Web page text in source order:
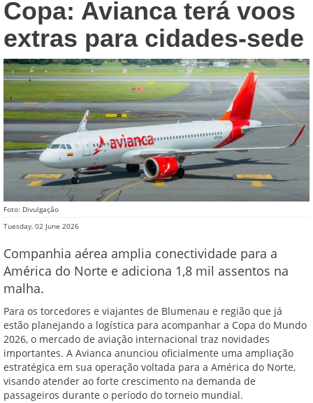
Copa: Avianca terá voos
extras para cidades-sede
Foto: Divulgação
Tuesday, 02 June 2026
Companhia aérea amplia conectividade para a
América do Norte e adiciona 1,8 mil assentos na
malha.
Para os torcedores e viajantes de Blumenau e região que já
estão planejando a logística para acompanhar a Copa do Mundo
2026, o mercado de aviação internacional traz novidades
importantes. A Avianca anunciou oficialmente uma ampliação
estratégica em sua operação voltada para a América do Norte,
visando atender ao forte crescimento na demanda de
passageiros durante o período do torneio mundial.